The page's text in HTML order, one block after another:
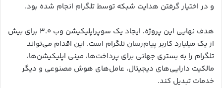
و در اختیار گرفتن هدایت شبکه توسط تلگرام انجام شده بود.
هدف نهایی این پروژه، ایجاد یک سوپراپلیکیشن وب ۳.۰ برای بیش
از یک میلیارد کاربر پیام‌رسان تلگرام است. این اقدام می‌تواند
تلگرام را به بستری جهانی برای پرداخت‌ها، مینی اپلیکیشن‌ها،
مالکیت دارایی‌های دیجیتال، عامل‌های هوش مصنوعی و دیگر
خدمات تبدیل کند.